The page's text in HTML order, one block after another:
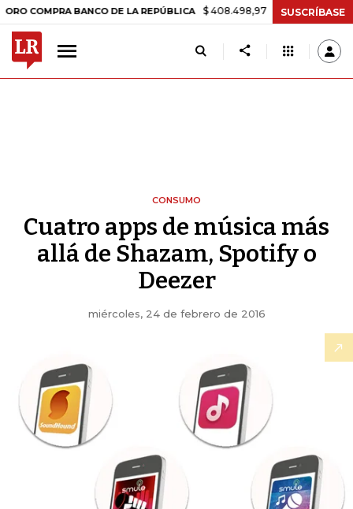
COMPRA BANCO DE LA REPÚBLICA $ 408.498,97 +$ 8.753,81 +2,19%
SUSCRÍBASE
CONSUMO
Cuatro apps de música más
allá de Shazam, Spotify o
Deezer
miércoles, 24 de febrero de 2016